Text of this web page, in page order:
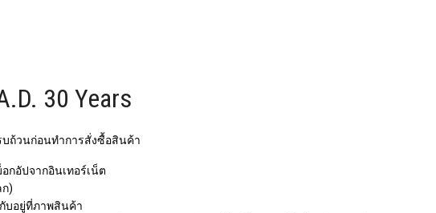
30 Years
บถ้วนก่อนทำการสั่งซื้อสินค้า
กอัปจากอินเทอร์เน็ต
)
บอยู่ที่ภาพสินค้า